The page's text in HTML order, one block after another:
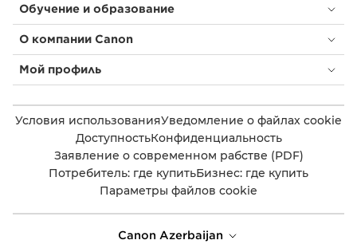
Обучение и образование
О компании Canon
Мой профиль
Условия использованияУведомление о файлах cookie
ДоступностьКонфиденциальность
Заявление о современном рабстве (PDF)
Потребитель: где купитьБизнес: где купить
Параметры файлов cookie
Canon Azerbaijan